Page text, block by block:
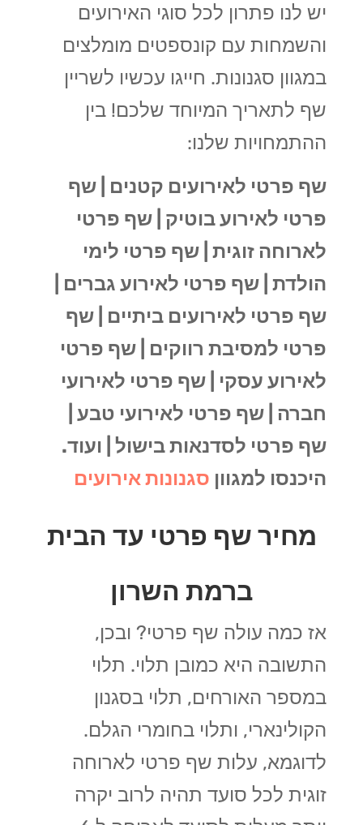
יש לנו פתרון לכל סוגי האירועים
והשמחות עם קונספטים מומלצים
במגוון סגנונות. חייגו עכשיו לשריין
שף לתאריך המיוחד שלכם! בין
ההתמחויות שלנו:
שף פרטי לאירועים קטנים | שף
פרטי לאירוע בוטיק | שף פרטי
לארוחה זוגית | שף פרטי לימי
הולדת | שף פרטי לאירוע גברים |
שף פרטי לאירועים ביתיים | שף
פרטי למסיבת רווקים | שף פרטי
לאירוע עסקי | שף פרטי לאירועי
חברה | שף פרטי לאירועי טבע |
שף פרטי לסדנאות בישול | ועוד.
היכנסו למגוון סגנונות אירועים
מחיר שף פרטי עד הבית
ברמת השרון
אז כמה עולה שף פרטי? ובכן,
התשובה היא כמובן תלוי. תלוי
במספר האורחים, תלוי בסגנון
הקולינארי, ותלוי בחומרי הגלם.
לדוגמא, עלות שף פרטי לארוחה
זוגית לכל סועד תהיה לרוב יקרה